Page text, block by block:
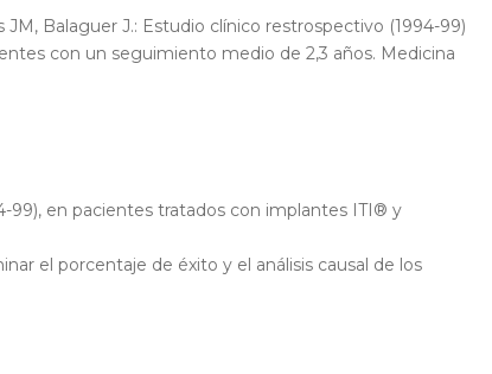
JM, Balaguer J.: Estudio clínico restrospectivo (1994-99)
con un seguimiento medio de 2,3 años. Medicina
99), en pacientes tratados con implantes ITI® y
el porcentaje de éxito y el análisis causal de los